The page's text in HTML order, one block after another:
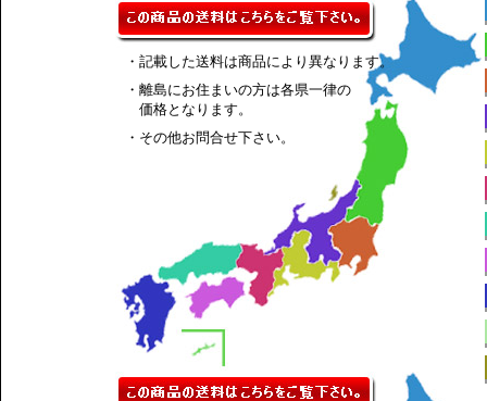
・記載した送料は商品により異なります。
・離島にお住まいの方は各県一律の
価格となります。
・その他お問合せ下さい。